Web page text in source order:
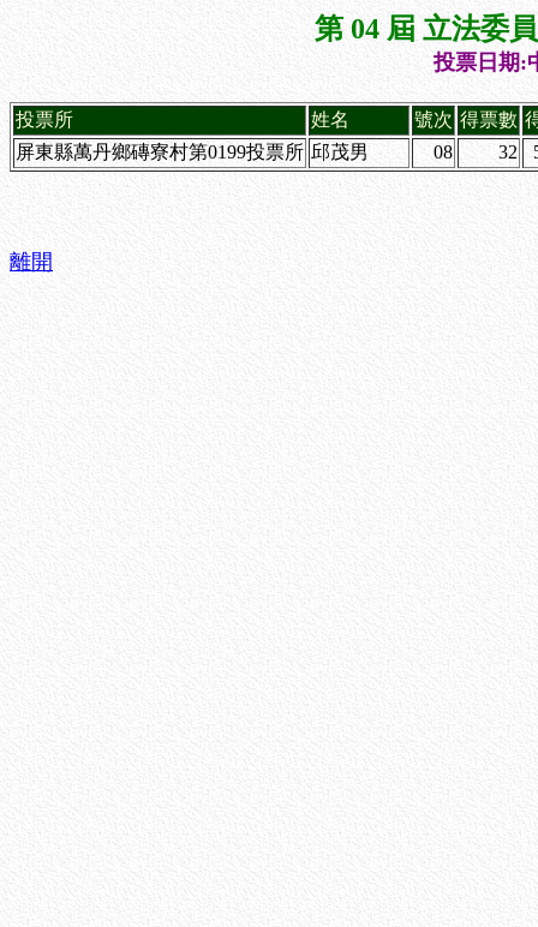
第 04 屆 立法委
投票日期:
投票所 姓名 號次 得票數
屏東縣萬丹鄉磚寮村第0199投票所 邱茂男 08 32
離開